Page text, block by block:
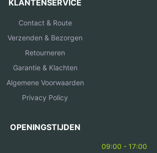
KLANTENSERVICE
Contact & Route
Verzenden & Bezorgen
Retourneren
Garantie & Klachten
Algemene Voorwaarden
Privacy Policy
OPENINGSTIJDEN
09:00 - 17:00